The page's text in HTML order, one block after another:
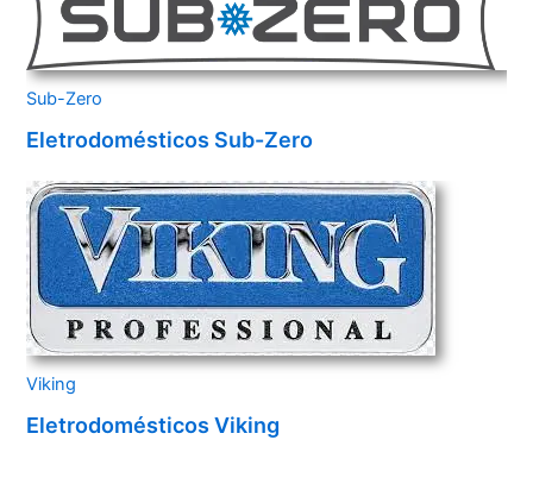
Sub-Zero
Eletrodomésticos Sub-Zero
Viking
Eletrodomésticos Viking